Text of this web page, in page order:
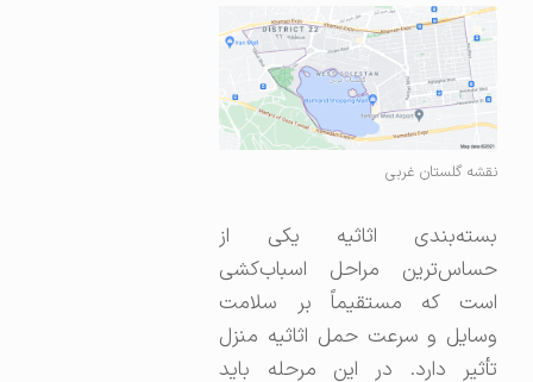
نقشه گلستان غربی
بسته‌بندی اثاثیه یکی از
حساس‌ترین مراحل اسباب‌کشی
است که مستقیماً بر سلامت
وسایل و سرعت حمل اثاثیه منزل
تأثیر دارد. در این مرحله باید